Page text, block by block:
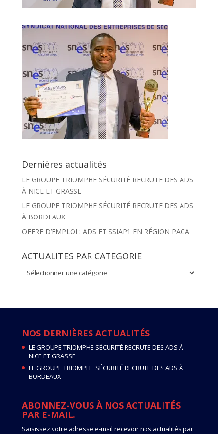
Dernières actualités
LE GROUPE TRIOMPHE SÉCURITÉ RECRUTE DES ADS
À NICE ET GRASSE
LE GROUPE TRIOMPHE SÉCURITÉ RECRUTE DES ADS
À BORDEAUX
OFFRE D’EMPLOI : ADS ET SSIAP1 EN RÉGION PACA
ACTUALITES PAR CATEGORIE
ACTUALITES
PAR
NOS DERNIÈRES ACTUALITÉS
LE GROUPE TRIOMPHE SÉCURITÉ RECRUTE DES ADS À
NICE ET GRASSE
LE GROUPE TRIOMPHE SÉCURITÉ RECRUTE DES ADS À
BORDEAUX
ABONNEZ-VOUS À NOS ACTUALITÉS
PAR E-MAIL.
Saisissez votre adresse e-mail recevoir nos actualités par